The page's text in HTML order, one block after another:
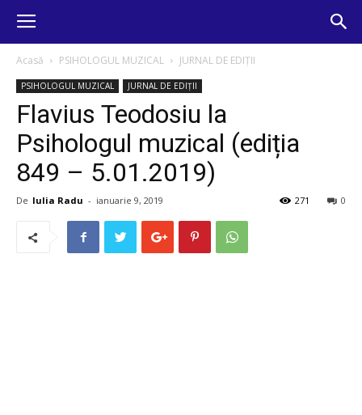
Acasă PSIHOLOGUL MUZICAL JURNAL DE EDIȚII
PSIHOLOGUL MUZICAL JURNAL DE EDIȚII
Flavius Teodosiu la
Psihologul muzical (ediția
849 – 5.01.2019)
De Iulia Radu - ianuarie 9, 2019 0
271